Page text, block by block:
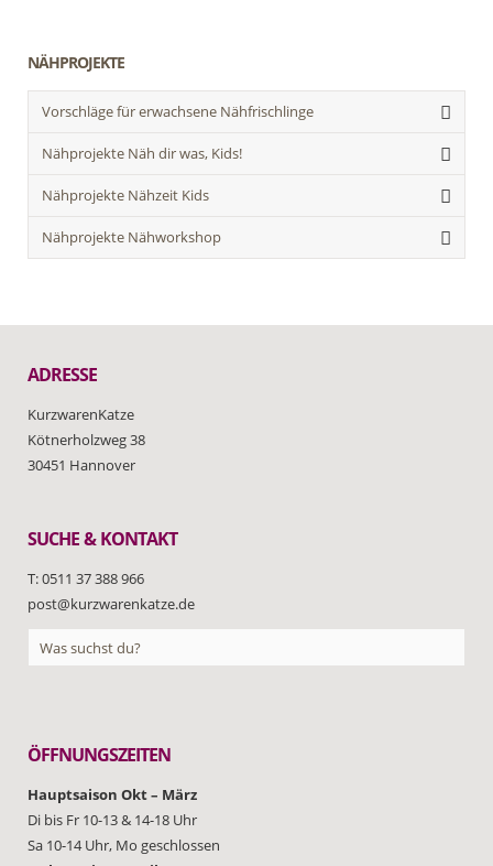
NÄHPROJEKTE
Vorschläge für erwachsene Nähfrischlinge
Nähprojekte Näh dir was, Kids!
Nähprojekte Nähzeit Kids
Nähprojekte Nähworkshop
ADRESSE
KurzwarenKatze
Kötnerholzweg 38
30451 Hannover
SUCHE & KONTAKT
T: 0511 37 388 966
post@kurzwarenkatze.de
ÖFFNUNGSZEITEN
Hauptsaison Okt – März
Di bis Fr 10-13 & 14-18 Uhr
Sa 10-14 Uhr, Mo geschlossen